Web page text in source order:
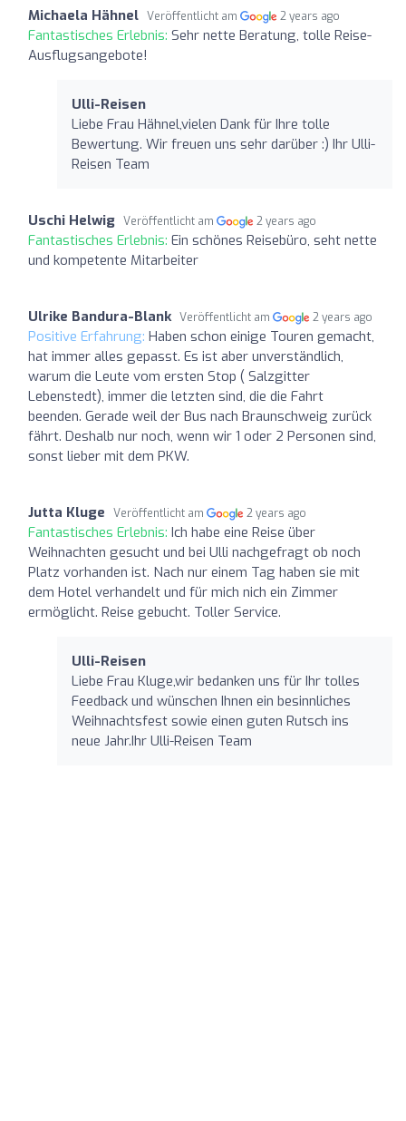
Michaela Hähnel Veröffentlicht am 2 years ago
Fantastisches Erlebnis: Sehr nette Beratung, tolle Reise-
Ausflugsangebote!
Ulli-Reisen
Liebe Frau Hähnel,vielen Dank für Ihre tolle
Bewertung. Wir freuen uns sehr darüber :) Ihr Ulli-
Reisen Team
Uschi Helwig Veröffentlicht am 2 years ago
Fantastisches Erlebnis: Ein schönes Reisebüro, seht nette
und kompetente Mitarbeiter
Ulrike Bandura-Blank Veröffentlicht am 2 years ago
Positive Erfahrung: Haben schon einige Touren gemacht,
hat immer alles gepasst. Es ist aber unverständlich,
warum die Leute vom ersten Stop ( Salzgitter
Lebenstedt), immer die letzten sind, die die Fahrt
beenden. Gerade weil der Bus nach Braunschweig zurück
fährt. Deshalb nur noch, wenn wir 1 oder 2 Personen sind,
sonst lieber mit dem PKW.
Jutta Kluge Veröffentlicht am 2 years ago
Fantastisches Erlebnis: Ich habe eine Reise über
Weihnachten gesucht und bei Ulli nachgefragt ob noch
Platz vorhanden ist. Nach nur einem Tag haben sie mit
dem Hotel verhandelt und für mich nich ein Zimmer
ermöglicht. Reise gebucht. Toller Service.
Ulli-Reisen
Liebe Frau Kluge,wir bedanken uns für Ihr tolles
Feedback und wünschen Ihnen ein besinnliches
Weihnachtsfest sowie einen guten Rutsch ins
neue Jahr.Ihr Ulli-Reisen Team